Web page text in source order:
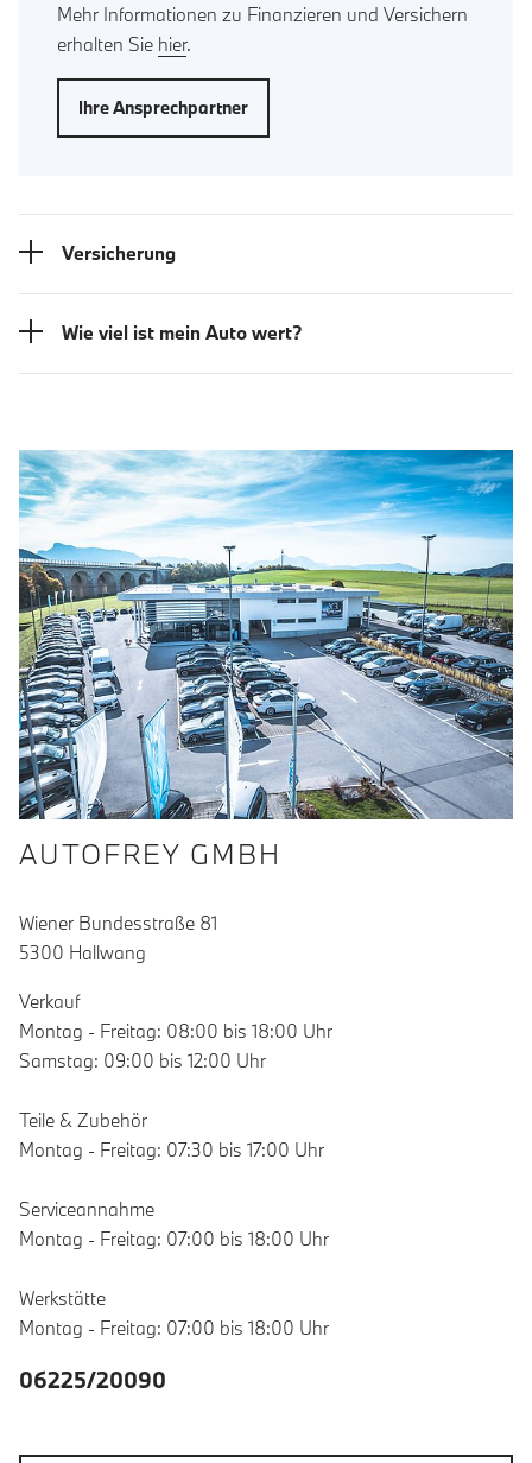
Mehr Informationen zu Finanzieren und Versichern
erhalten Sie hier.
Ihre Ansprechpartner
Versicherung
Wie viel ist mein Auto wert?
AUTOFREY GMBH
Wiener Bundesstraße 81
5300 Hallwang
Verkauf
Montag - Freitag: 08:00 bis 18:00 Uhr
Samstag: 09:00 bis 12:00 Uhr
Teile & Zubehör
Montag - Freitag: 07:30 bis 17:00 Uhr
Serviceannahme
Montag - Freitag: 07:00 bis 18:00 Uhr
Werkstätte
Montag - Freitag: 07:00 bis 18:00 Uhr
06225/20090